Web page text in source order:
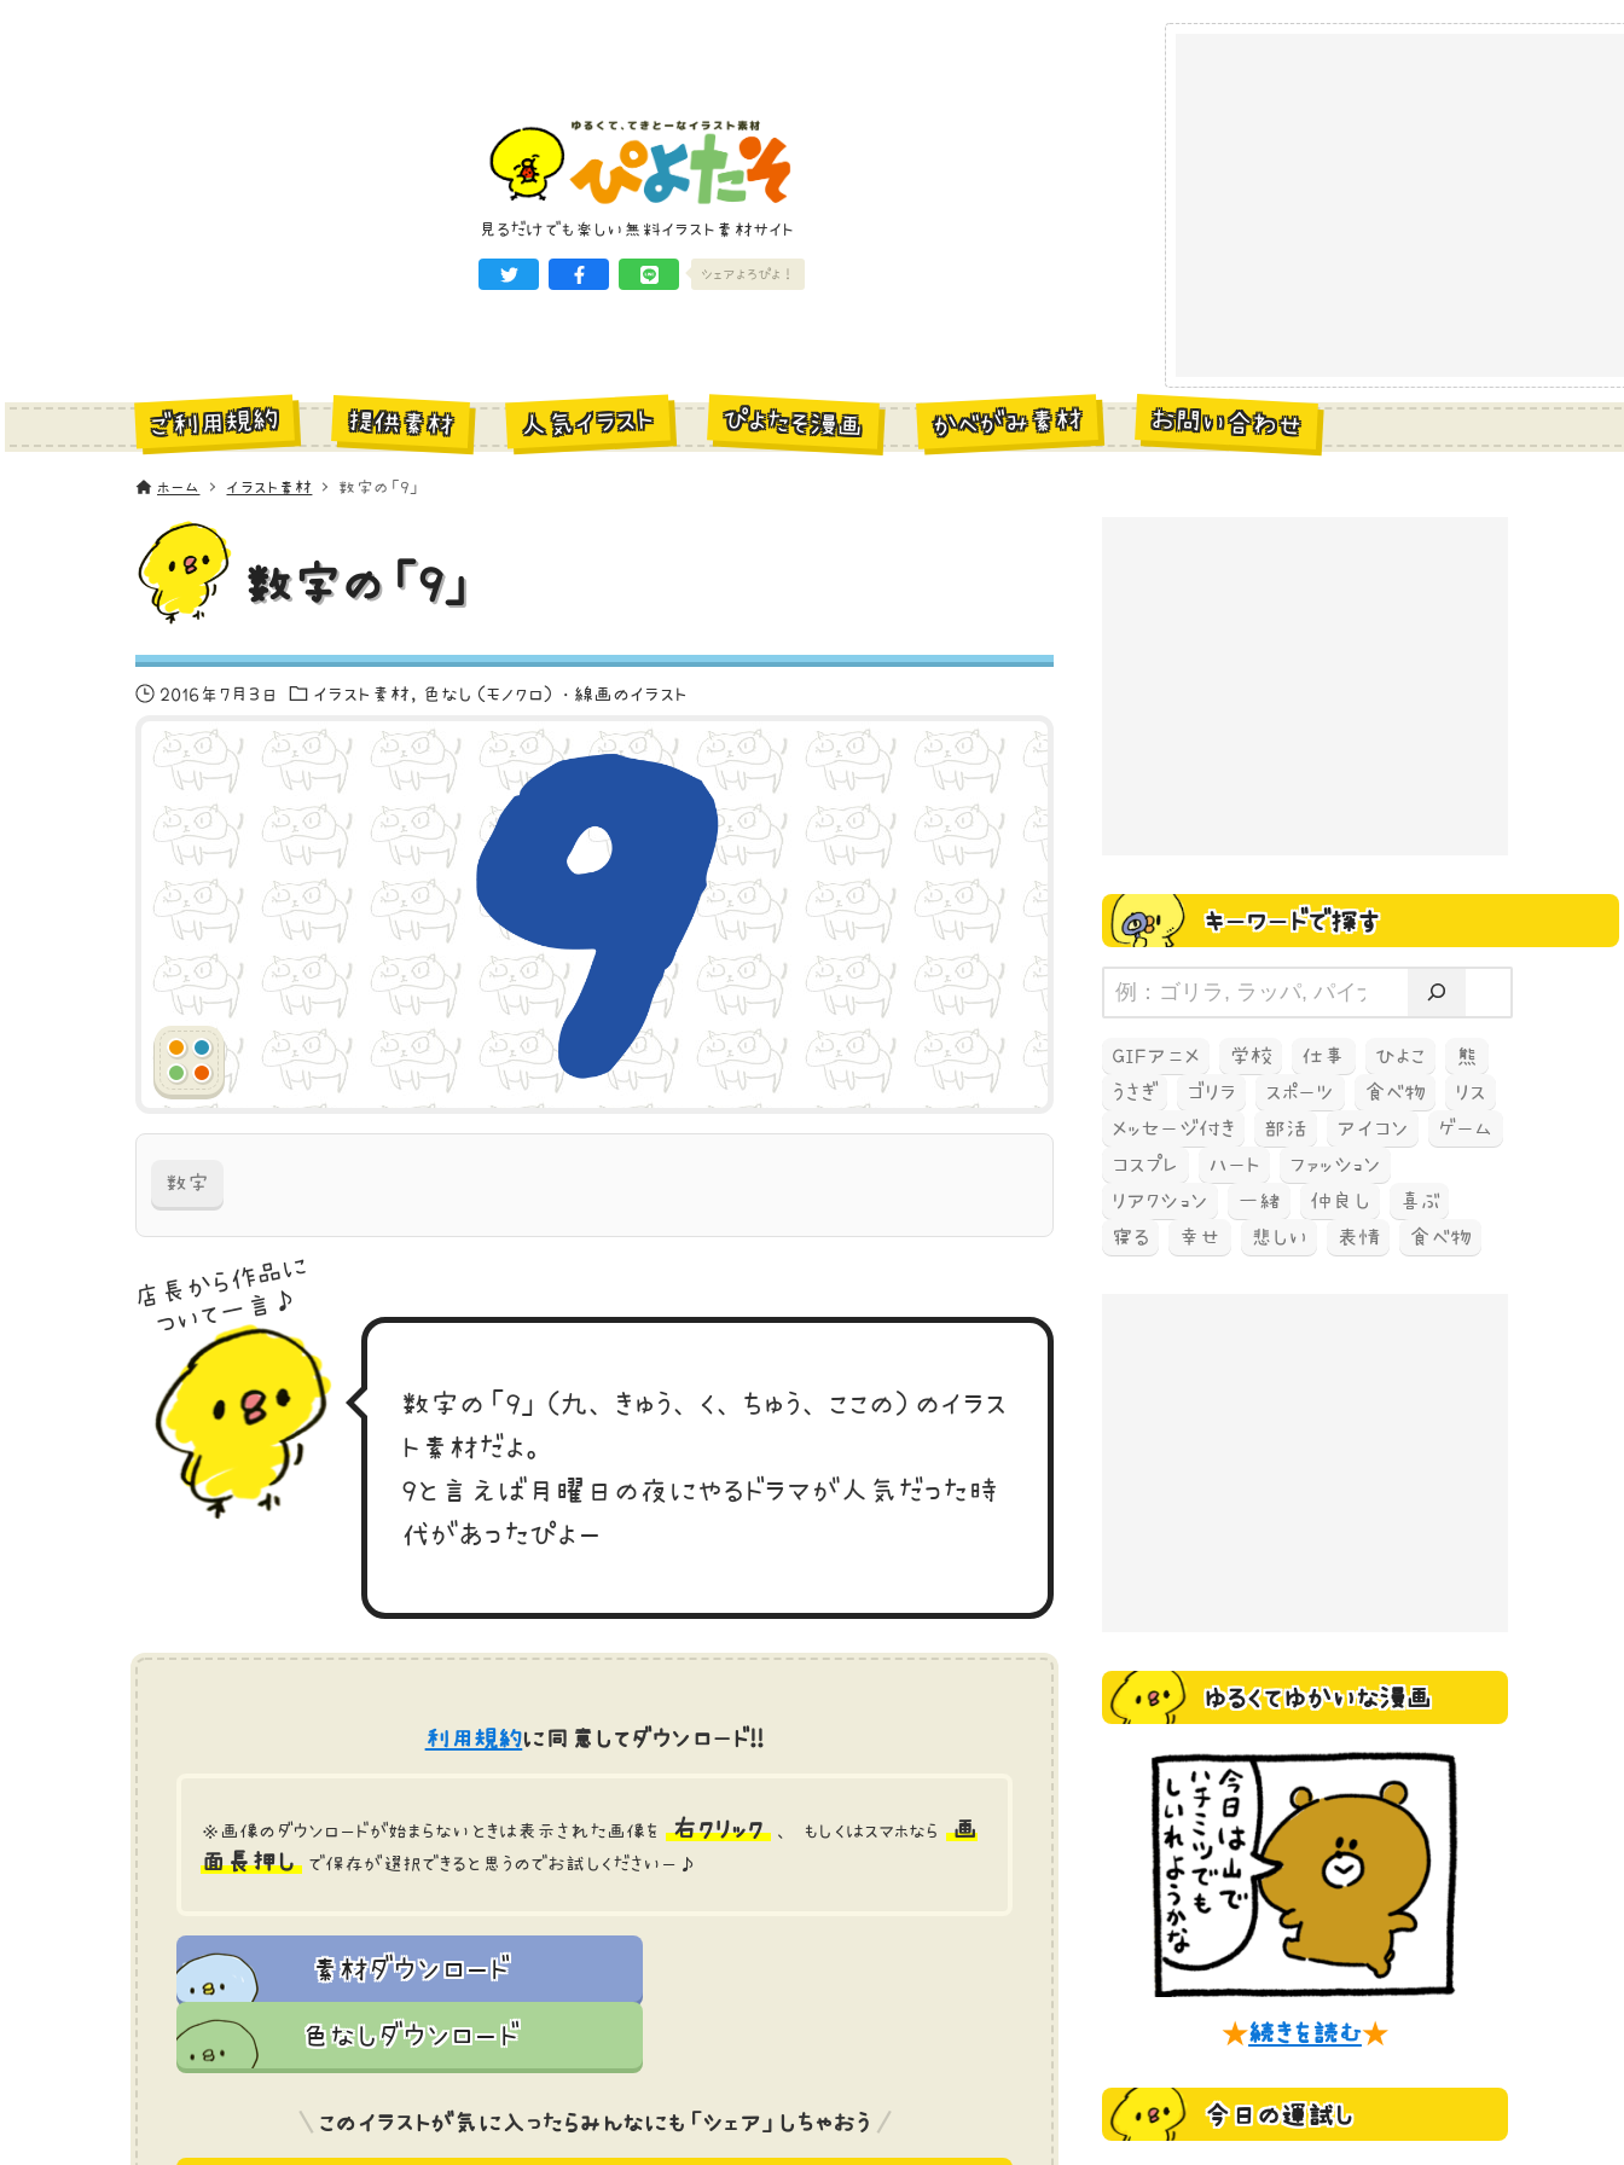
見るだけでも楽しい無料イラスト素材サイト
シェアよろぴよ！
ご利用規約 提供素材 人気イラスト ぴよたそ漫画 かべがみ素材 お問い合わせ
ホーム イラスト素材 数字の「9」
数字の「9」
2016年7月3日 イラスト素材 色なし（モノクロ）・線画のイラスト
数字
店長から作品に
ついて一言♪
数字の「9」（九、きゅう、く、ちゅう、ここの）のイラス
ト素材だよ。
9と言えば月曜日の夜にやるドラマが人気だった時
代があったぴよー
利用規約に同意してダウンロード!!
※画像のダウンロードが始まらないときは表示された画像を 右クリック 、 もしくはスマホなら
画
面長押し
で保存が選択できると思うのでお試しくださいー♪
素材ダウンロード
色なしダウンロード
このイラストが気に入ったらみんなにも「シェア」しちゃおう
キーワードで探す
GIFアニメ 学校 仕事 ひよこ
熊
うさぎ
ゴリラ スポーツ 食べ物
リス
メッセージ付き
部活 アイコン
ゲーム
コスプレ
ハート
ファッション
リアクション
一緒 仲良し
喜ぶ
寝る
幸せ 悲しい 表情 食べ物
ゆるくてゆかいな漫画
★続きを読む★
今日の運試し